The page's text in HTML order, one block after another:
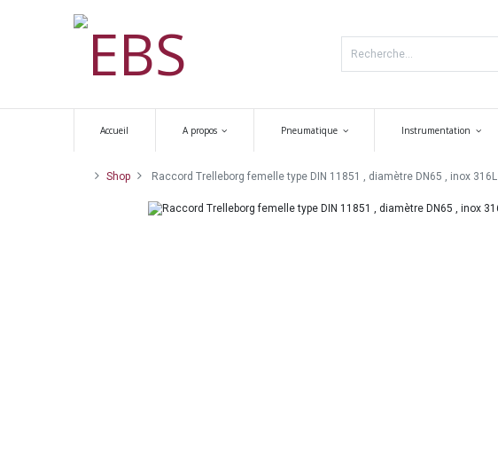
Accueil A propos Pneumatique Instrumentation
Shop Raccord Trelleborg femelle type DIN 11851 , diamètre DN65 , inox 316L